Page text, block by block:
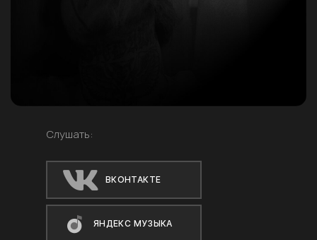
Слушать:
ВКОНТАКТЕ
ЯНДЕКС МУЗЫКА